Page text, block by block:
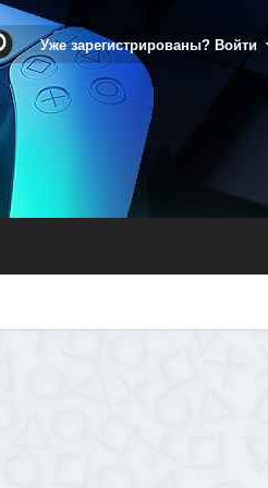
Уже зарегистрированы? Войти